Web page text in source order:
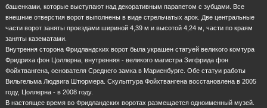
башенками, которые выступают над декоративным парапетом с зубцами. Все
внешние отверстия ворот выполнены в виде стрельчатых арок. Две центральные
части ворот заняты проездами шириной 4,39 м и высотой 4,24 м, части по краям
заняты казематами.
Внутрення сторона Фридландских ворот была украшен статуей великого комтура
Фридриха фон Цоллерна, внутренняя - великого магистра Зигфрида фон
Фойхтвангена, основателя Среднего замка в Мариенбурге. Обе статуи работы
Вильгельма Людвига Штюрмера. Скульптура Фойхтвангена восстановлена в 2005
году, Цоллерна - в 2008 году.
В настоящее время во Фридландских воротах размещается одноименный музей.